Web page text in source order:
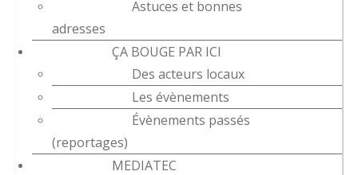
Astuces et bonnes
adresses
ÇA BOUGE PAR ICI
Des acteurs locaux
Les évènements
Évènements passés
(reportages)
MEDIATEC